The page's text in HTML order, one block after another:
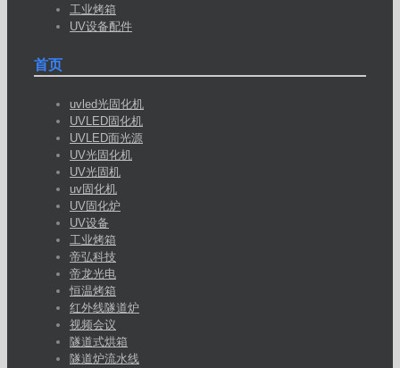
工业烤箱
UV设备配件
首页
uvled光固化机
UVLED固化机
UVLED面光源
UV光固化机
UV光固机
uv固化机
UV固化炉
UV设备
工业烤箱
帝弘科技
帝龙光电
恒温烤箱
红外线隧道炉
视频会议
隧道式烘箱
隧道炉流水线